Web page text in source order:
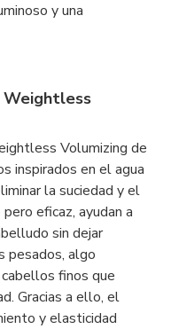
y una
Weightless
Volumizing de
inspirados en el agua
la suciedad y el
eficaz, ayudan a
sin dejar
pesados, algo
finos que
Gracias a ello, el
y elasticidad